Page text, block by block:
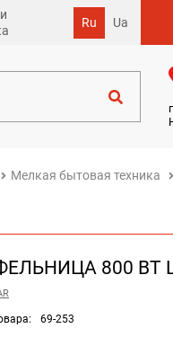
Ru Ua
Мелкая бытовая техника
800 ВТ
69-253